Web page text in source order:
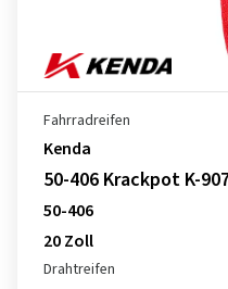
Fahrradreifen
Kenda
50-406 Krackpot K-
50-406
20 Zoll
Drahtreifen